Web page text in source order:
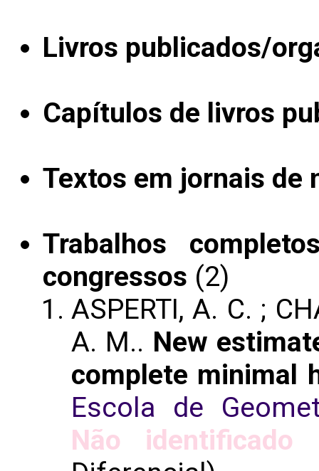
Livros publicados/
Capítulos de livros
Textos em jornais
Trabalhos
congressos (2)
ASPERTI, A. C. ;
A. M.. New
complete minimal
Escola de
Não identificado